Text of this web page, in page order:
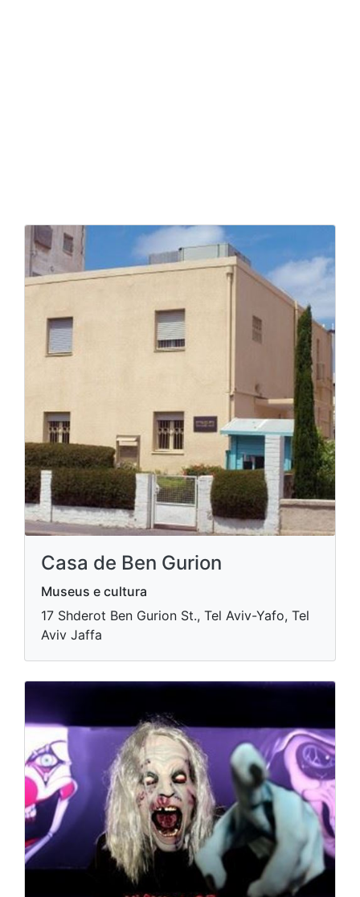
Casa de Ben Gurion
Museus e cultura
17 Shderot Ben Gurion St., Tel Aviv-Yafo, Tel
Aviv Jaffa